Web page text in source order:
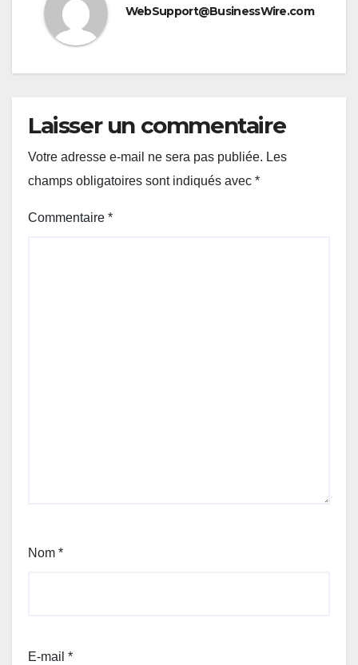
WebSupport@BusinessWire.com
Laisser un commentaire
Votre adresse e-mail ne sera pas publiée. Les
champs obligatoires sont indiqués avec *
Commentaire *
Nom *
E-mail *